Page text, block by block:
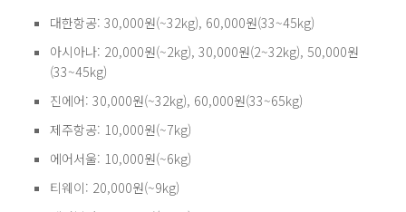
대한항공: 30,000원(~32kg), 60,000원(33~45kg)
아시아나: 20,000원(~2kg), 30,000원(2~32kg), 50,000원
(33~45kg)
진에어: 30,000원(~32kg), 60,000원(33~65kg)
제주항공: 10,000원(~7kg)
에어서울: 10,000원(~6kg)
티웨이: 20,000원(~9kg)